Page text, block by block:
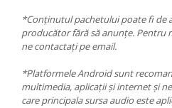
*Conținutul pachetului poate fi de
producător fără să anunțe. Pentru
ne contactați pe email.
*Platformele Android sunt
multimedia, aplicații și internet și
care principala sursa audio este